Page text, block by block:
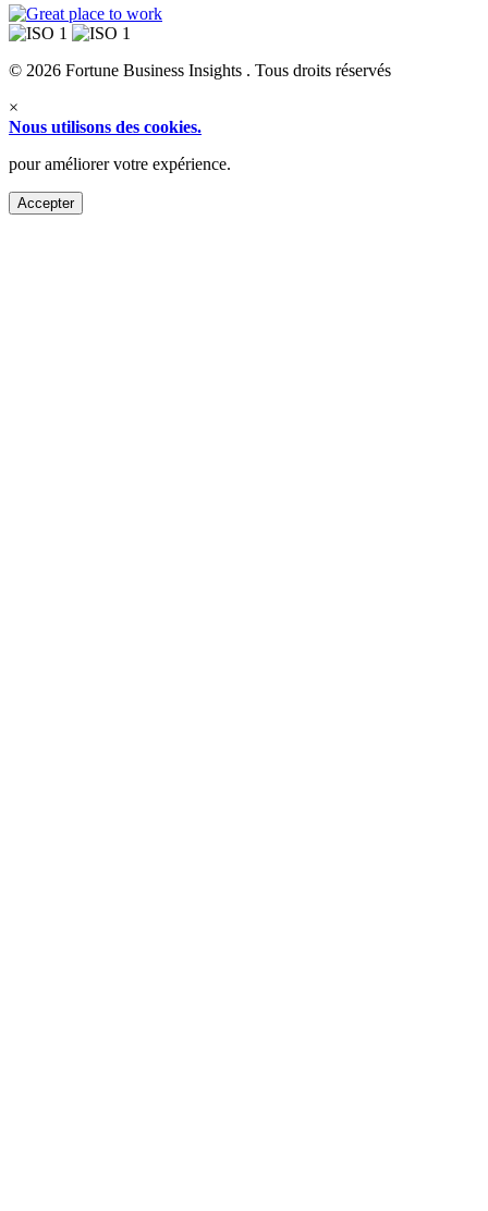
© 2026 Fortune Business Insights . Tous droits réservés
×
Nous utilisons des cookies.
pour améliorer votre expérience.
Accepter